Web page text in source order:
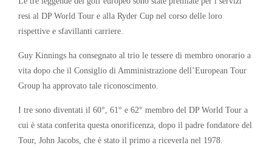
resi al DP World Tour e alla Ryder Cup nel corso delle loro
rispettive e sfavillanti carriere.
Guy Kinnings ha consegnato al trio le tessere di membro onorario a
vita dopo che il Consiglio di Amministrazione dell’European Tour
Group ha approvato tale riconoscimento.
I tre sono diventati il 60°, 61° e 62° membro del DP World Tour a
cui è stata conferita questa onorificenza, dopo il padre fondatore del
Tour, John Jacobs, che è stato il primo a riceverla nel 1978.